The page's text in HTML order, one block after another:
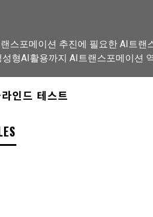
스포메이션 추진에 필요한 AI트랜
성형AI활용까지 AI트랜스포메이션
메이션 아카데미 교육과정 보기
인드 테스트